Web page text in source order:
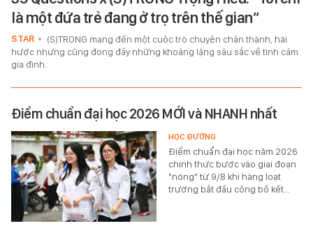
là một đứa trẻ đang ở trọ trên thế gian”
STAR
(S)TRONG mang đến một cuộc trò chuyện chân thành, hài
hước nhưng cũng đong đầy những khoảng lặng sâu sắc về tình cảm
gia đình.
Điểm chuẩn đại học 2026 MỚI và NHANH nhất
Điểm chuẩn đại học năm 2026
chính thức bước vào giai đoạn
"nóng" từ 9/8 khi hàng loạt
trường bắt đầu công bố kết…
HỌC ĐƯỜNG